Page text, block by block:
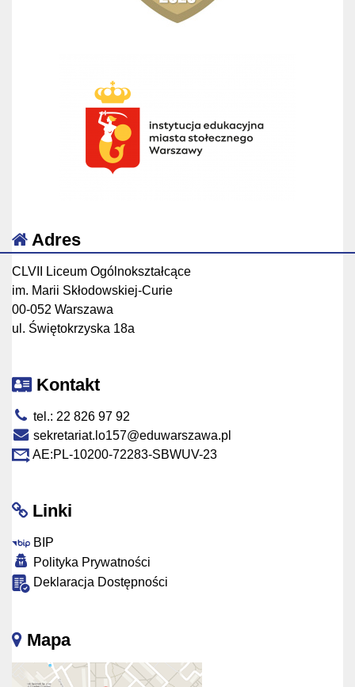
Adres
CLVII Liceum Ogólnokształcące
im. Marii Skłodowskiej-Curie
00-052 Warszawa
ul. Świętokrzyska 18a
Kontakt
tel.: 22 826 97 92
sekretariat.lo157@eduwarszawa.pl
AE:PL-10200-72283-SBWUV-23
Linki
BIP
Polityka Prywatności
Deklaracja Dostępności
Mapa